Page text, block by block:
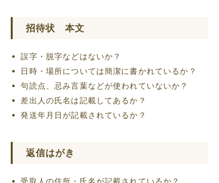
招待状 本文
誤字・脱字などはないか？
日時・場所については簡潔に書かれているか？
句読点、忌み言葉などが使われていないか？
差出人の氏名は記載してあるか？
発送年月日が記載されているか？
返信はがき
受取人の住所・氏名が記載されているか？